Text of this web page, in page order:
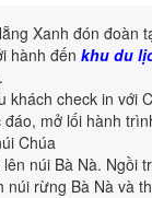
Xanh đón đoàn
hành đếnkhu du
khách check in với
mở lối hành
Chúa
núi Bà Nà. Ngồi
núi rừng Bà Nà và